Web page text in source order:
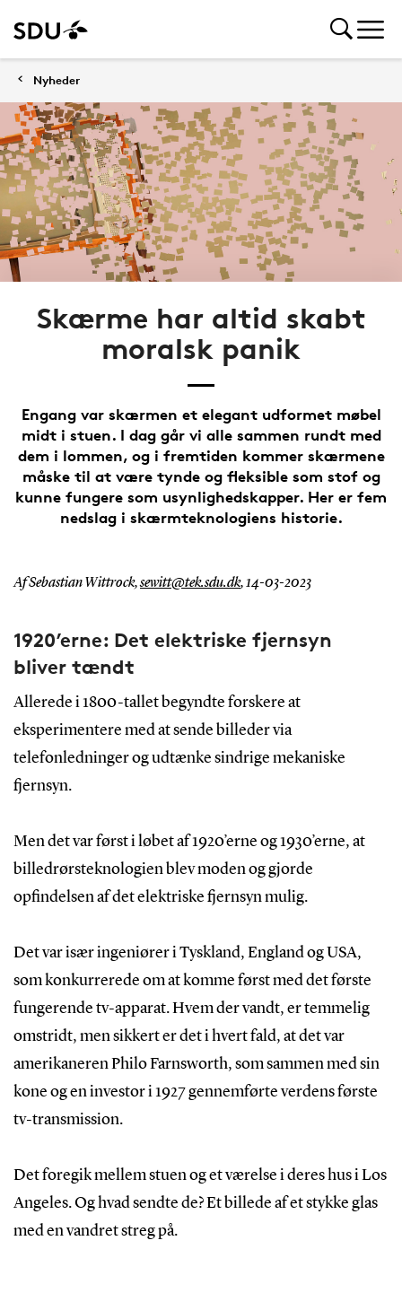
Nyheder
Skærme har altid skabt
moralsk panik
Engang var skærmen et elegant udformet møbel
midt i stuen. I dag går vi alle sammen rundt med
dem i lommen, og i fremtiden kommer skærmene
måske til at være tynde og fleksible som stof og
kunne fungere som usynlighedskapper. Her er fem
nedslag i skærmteknologiens historie.
Af Sebastian Wittrock,sewitt@tek.sdu.dk,14-03-2023
1920’erne: Det elektriske fjernsyn
bliver tændt
Allerede i 1800-tallet begyndte forskere at
eksperimentere med at sende billeder via
telefonledninger og udtænke sindrige mekaniske
fjernsyn.
Men det var først i løbet af 1920’erne og 1930’erne, at
billedrørsteknologien blev moden og gjorde
opfindelsen af det elektriske fjernsyn mulig.
Det var især ingeniører i Tyskland, England og USA,
som konkurrerede om at komme først med det første
fungerende tv-apparat. Hvem der vandt, er temmelig
omstridt, men sikkert er det i hvert fald, at det var
amerikaneren Philo Farnsworth, som sammen med sin
kone og en investor i 1927 gennemførte verdens første
tv-transmission.
Det foregik mellem stuen og et værelse i deres hus i Los
Angeles. Og hvad sendte de? Et billede af et stykke glas
med en vandret streg på.